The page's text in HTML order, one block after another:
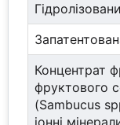
Концентрат
фруктового
(Sambucus